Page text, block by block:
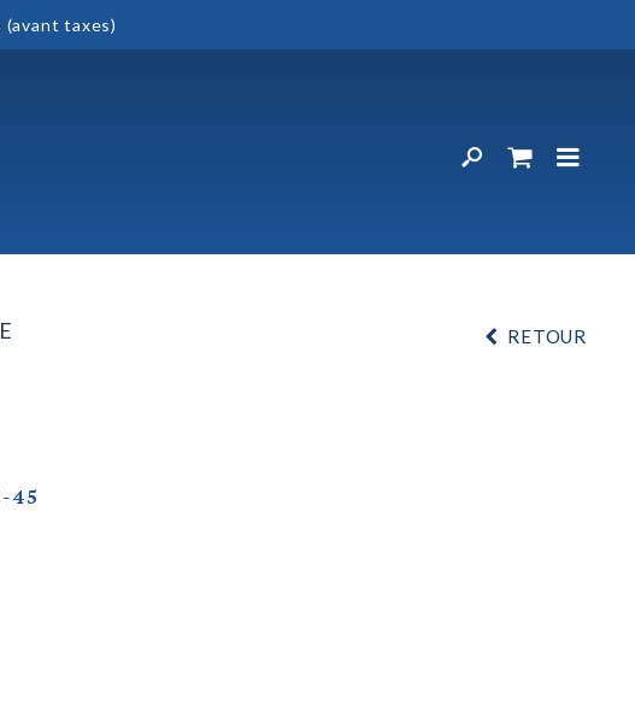
taxes)
RETOUR
45